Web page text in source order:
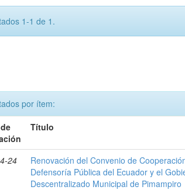
1-1 de 1.
por ítem:
Título
24
Renovación del Convenio de
Defensoría Pública del Ecuador y el
Descentralizado Municipal de Pimampiro